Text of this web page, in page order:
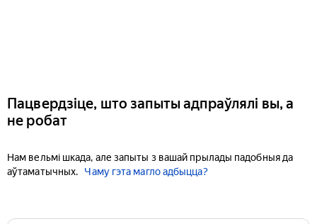
Пацвердзіце, што запыты адпраўлялі вы, а
не робат
Нам вельмі шкада, але запыты з вашай прылады падобныя да
аўтаматычных.
Чаму гэта магло адбыцца?